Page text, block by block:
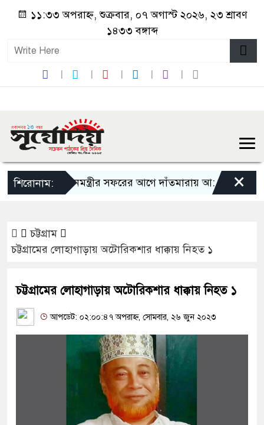
১১:৩৩ অপরাহ্ন, শুক্রবার, ০৭ অগাস্ট ২০২৬, ২৩ শ্রাবণ
১৪৩৩ বঙ্গাব্দ
শিরোনাম:প্রধানমন্ত্রীর সফরের আগে দাঁতমারায় আ: লীগ নেতাদের
×
চট্টগ্রাম
চট্টগ্রামের লোহাগাড়ায় অটোরিকশার ধাক্কায় নিহত ১
চট্টগ্রামের লোহাগাড়ায় অটোরিকশার ধাক্কায় নিহত ১
আপডেট: ০২:০০:৪৭ অপরাহ্ন, সোমবার, ২৬ জুন ২০২৩